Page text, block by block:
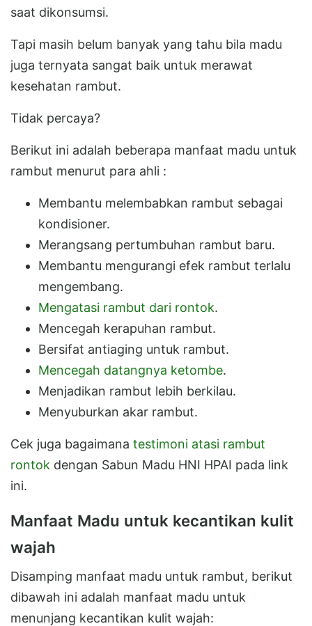
saat dikonsumsi.
Tapi masih belum banyak yang tahu bila madu
juga ternyata sangat baik untuk merawat
kesehatan rambut.
Tidak percaya?
Berikut ini adalah beberapa manfaat madu untuk
rambut menurut para ahli :
Membantu melembabkan rambut sebagai
kondisioner.
Merangsang pertumbuhan rambut baru.
Membantu mengurangi efek rambut terlalu
mengembang.
Mengatasi rambut dari rontok.
Mencegah kerapuhan rambut.
Bersifat antiaging untuk rambut.
Mencegah datangnya ketombe.
Menjadikan rambut lebih berkilau.
Menyuburkan akar rambut.
Cek juga bagaimana testimoni atasi rambut
rontok dengan Sabun Madu HNI HPAI pada link
ini.
Manfaat Madu untuk kecantikan kulit
wajah
Disamping manfaat madu untuk rambut, berikut
dibawah ini adalah manfaat madu untuk
menunjang kecantikan kulit wajah: